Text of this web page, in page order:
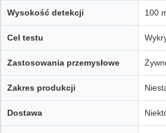
Wysokość detekcji 100
Cel testu
Zastosowania przemysłowe
Zakres produkcji
Dostawa